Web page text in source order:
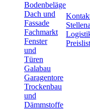
Bodenbeläge
Dach und
Fassade
Fachmarkt
Fenster
und
Türen
Galabau
Garagentore
Trockenbau
und
Dämmstoffe